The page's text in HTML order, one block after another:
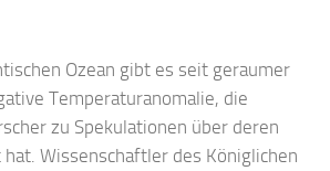
Ozean gibt es seit geraumer
Temperaturanomalie, die
zu Spekulationen über deren
hat. Wissenschaftler des Königlichen